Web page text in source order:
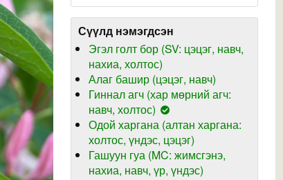
Сүүлд нэмэгдсэн
Эгэл голт бор (SV: цэцэг, навч,
нахиа, холтос)
Алаг башир (цэцэг, навч)
Гиннал агч (хар мөрний агч:
навч, холтос)
Одой харгана (алтан харгана:
холтос, үндэс, цэцэг)
Гашуун гуа (MC: жимсгэнэ,
нахиа, навч, үр, үндэс)